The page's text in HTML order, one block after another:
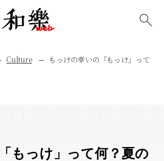
Culture
もっけの幸いの「もっけ」って
もっけ」って何？夏の